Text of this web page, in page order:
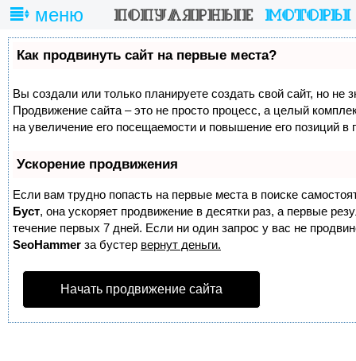
меню
Как продвинуть сайт на первые места?
Вы создали или только планируете создать свой сайт, но не
Продвижение сайта – это не просто процесс, а целый
на увеличение его посещаемости и повышение его позиций в
Ускорение продвижения
Если вам трудно попасть на первые места в поиске
Буст, она ускоряет продвижение в десятки раз, а первые
течение первых 7 дней. Если ни один запрос у вас не
SeoHammer за бустер вернут деньги.
Начать продвижение сайта